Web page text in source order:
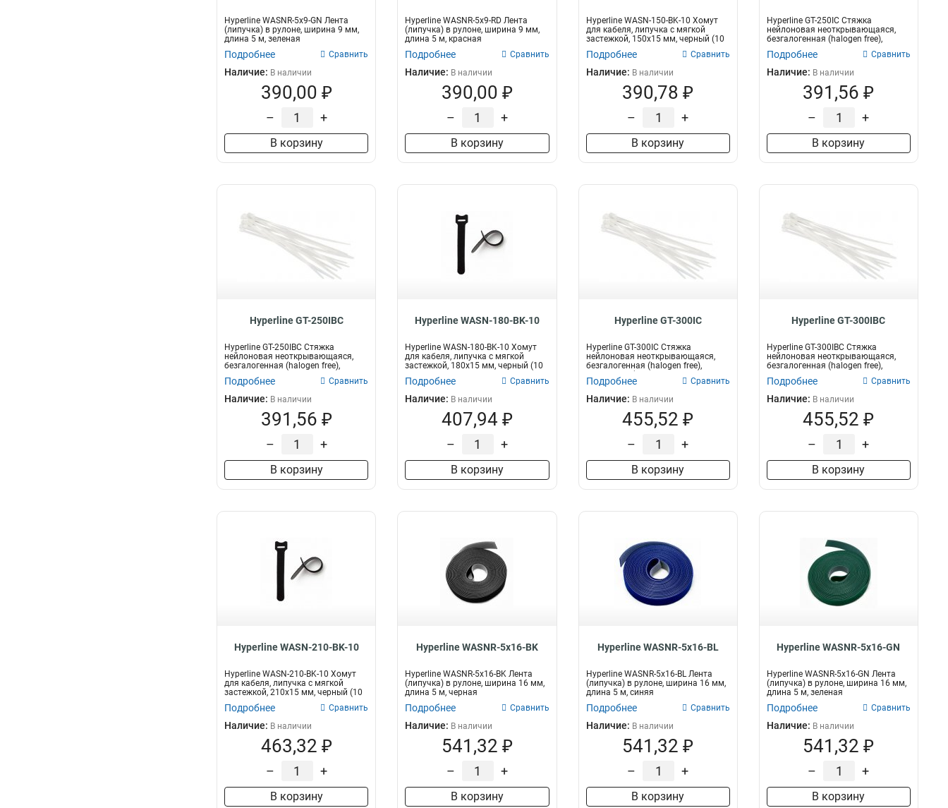
Hyperline WASNR-5x9-GN Лента
(липучка) в рулоне, ширина 9 мм,
длина 5 м, зеленая
Подробнее Сравнить
Наличие: В наличии
390,00 ₽
– +
В корзину
Hyperline WASNR-5x9-RD Лента
(липучка) в рулоне, ширина 9 мм,
длина 5 м, красная
Подробнее Сравнить
Наличие: В наличии
390,00 ₽
– +
В корзину
Hyperline WASN-150-BK-10 Хомут
для кабеля, липучка с мягкой
застежкой, 150x15 мм, черный (10
Подробнее Сравнить
Наличие: В наличии
390,78 ₽
– +
В корзину
Hyperline GT-250IC Стяжка
нейлоновая неоткрывающаяся,
безгалогенная (halogen free),
250x3.6мм,...
Подробнее Сравнить
Наличие: В наличии
391,56 ₽
– +
В корзину
Hyperline GT-250IBC
Hyperline GT-250IBC Стяжка
нейлоновая неоткрывающаяся,
безгалогенная (halogen free),
250x3.6мм,...
Подробнее Сравнить
Наличие: В наличии
391,56 ₽
– +
В корзину
Hyperline WASN-180-BK-10
Hyperline WASN-180-BK-10 Хомут
для кабеля, липучка с мягкой
застежкой, 180x15 мм, черный (10
Подробнее Сравнить
Наличие: В наличии
407,94 ₽
– +
В корзину
Hyperline GT-300IC
Hyperline GT-300IC Стяжка
нейлоновая неоткрывающаяся,
безгалогенная (halogen free),
300x3.6мм (...
Подробнее Сравнить
Наличие: В наличии
455,52 ₽
– +
В корзину
Hyperline GT-300IBC
Hyperline GT-300IBC Стяжка
нейлоновая неоткрывающаяся,
безгалогенная (halogen free),
300x3.6мм,...
Подробнее Сравнить
Наличие: В наличии
455,52 ₽
– +
В корзину
Hyperline WASN-210-BK-10
Hyperline WASN-210-BK-10 Хомут
для кабеля, липучка с мягкой
застежкой, 210x15 мм, черный (10
Подробнее Сравнить
Наличие: В наличии
463,32 ₽
– +
В корзину
Hyperline WASNR-5x16-BK
Hyperline WASNR-5x16-BK Лента
(липучка) в рулоне, ширина 16 мм,
длина 5 м, черная
Подробнее Сравнить
Наличие: В наличии
541,32 ₽
– +
В корзину
Hyperline WASNR-5x16-BL
Hyperline WASNR-5x16-BL Лента
(липучка) в рулоне, ширина 16 мм,
длина 5 м, синяя
Подробнее Сравнить
Наличие: В наличии
541,32 ₽
– +
В корзину
Hyperline WASNR-5x16-GN
Hyperline WASNR-5x16-GN Лента
(липучка) в рулоне, ширина 16 мм,
длина 5 м, зеленая
Подробнее Сравнить
Наличие: В наличии
541,32 ₽
– +
В корзину